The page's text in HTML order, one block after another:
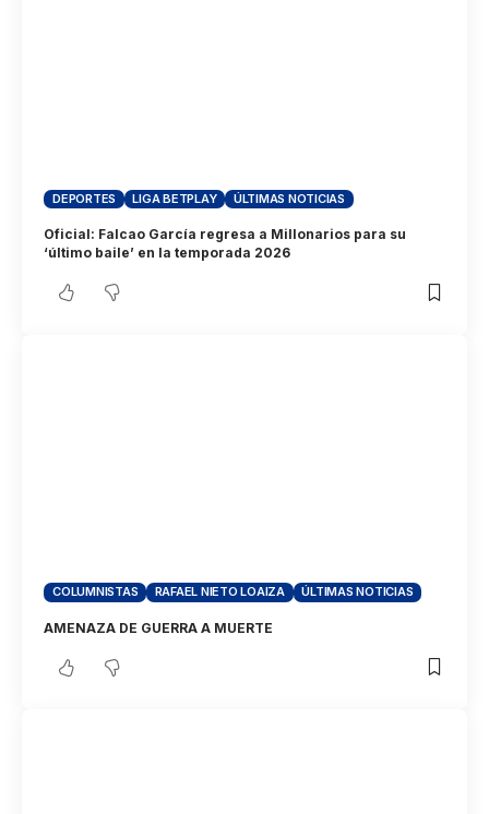
DEPORTES LIGA BETPLAY ÚLTIMAS NOTICIAS
Oficial: Falcao García regresa a Millonarios para su
‘último baile’ en la temporada 2026
COLUMNISTAS RAFAEL NIETO LOAIZA ÚLTIMAS NOTICIAS
AMENAZA DE GUERRA A MUERTE